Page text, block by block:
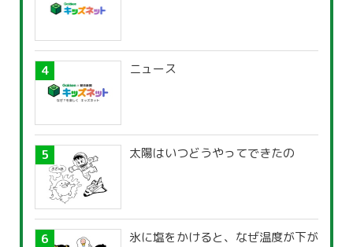
ニュース
太陽はいつどうやってできたの
氷に塩をかけると、なぜ温度が下が